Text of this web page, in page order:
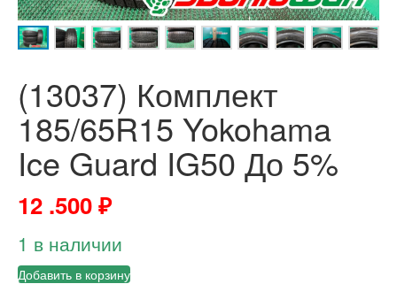
(13037) Комплект
185/65R15 Yokohama
Ice Guard IG50 До 5%
12 .500₽
1 в наличии
Добавить в корзину